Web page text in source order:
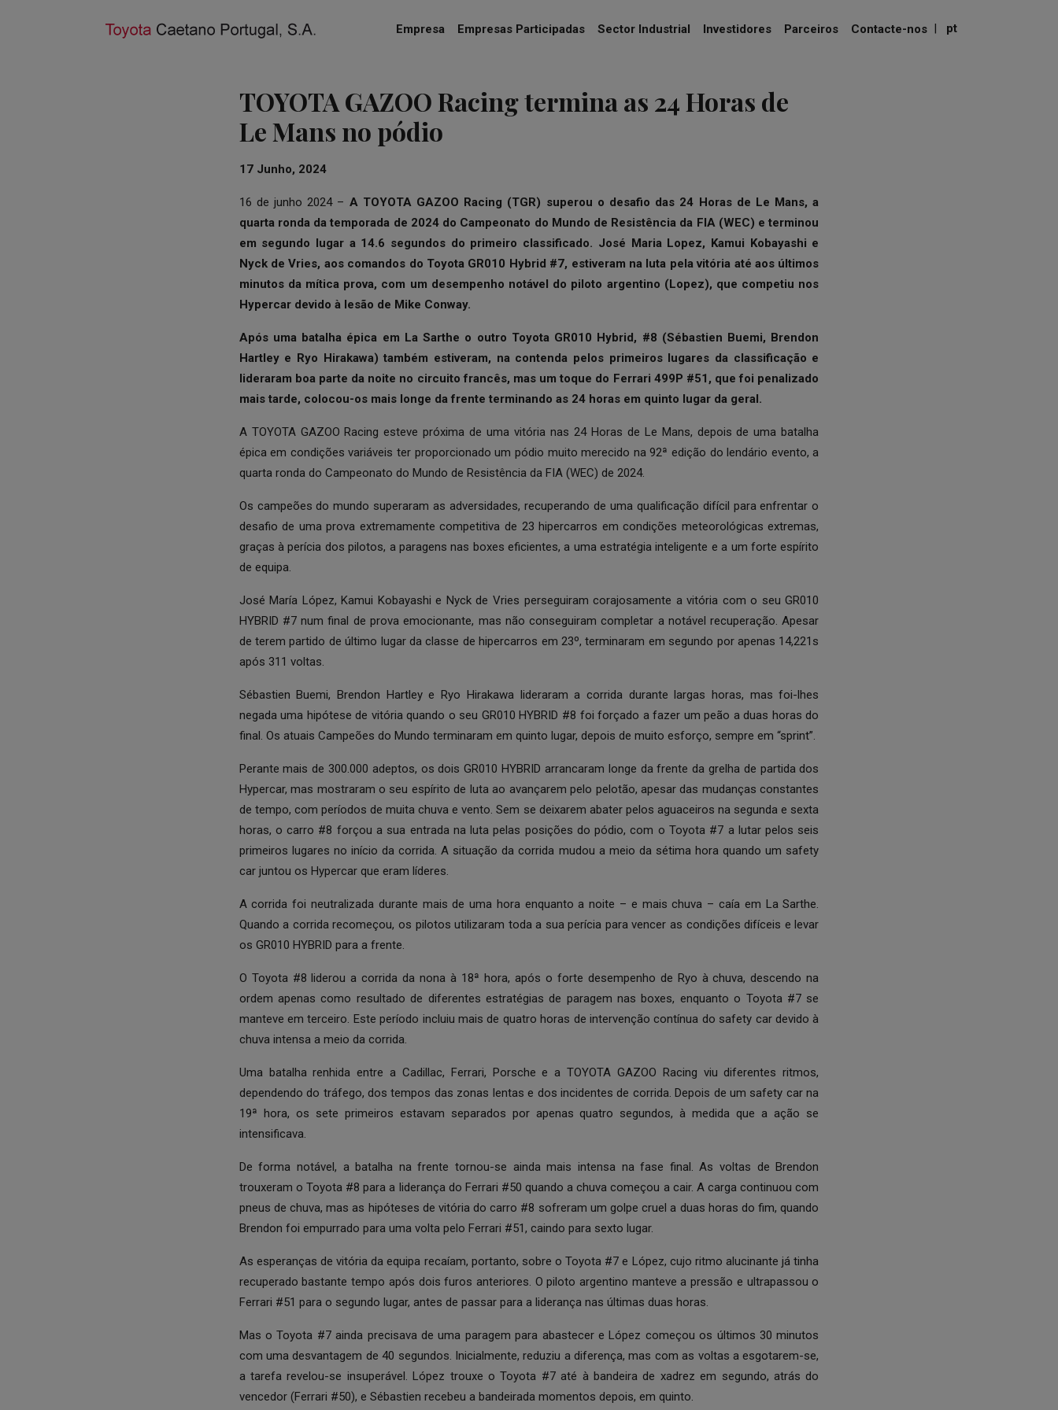
Empresa Empresas Participadas Sector Industrial Investidores Parceiros Contacte-nos | pt
TOYOTA GAZOO Racing termina as 24 Horas de
Le Mans no pódio
17 Junho, 2024
16 de junho 2024 – A TOYOTA GAZOO Racing (TGR) superou o desafio das 24 Horas de Le Mans, a
quarta ronda da temporada de 2024 do Campeonato do Mundo de Resistência da FIA (WEC) e terminou
em segundo lugar a 14.6 segundos do primeiro classificado. José Maria Lopez, Kamui Kobayashi e
Nyck de Vries, aos comandos do Toyota GR010 Hybrid #7, estiveram na luta pela vitória até aos últimos
minutos da mítica prova, com um desempenho notável do piloto argentino (Lopez), que competiu nos
Hypercar devido à lesão de Mike Conway.
Após uma batalha épica em La Sarthe o outro Toyota GR010 Hybrid, #8 (Sébastien Buemi, Brendon
Hartley e Ryo Hirakawa) também estiveram, na contenda pelos primeiros lugares da classificação e
lideraram boa parte da noite no circuito francês, mas um toque do Ferrari 499P #51, que foi penalizado
mais tarde, colocou-os mais longe da frente terminando as 24 horas em quinto lugar da geral.
A TOYOTA GAZOO Racing esteve próxima de uma vitória nas 24 Horas de Le Mans, depois de uma batalha
épica em condições variáveis ter proporcionado um pódio muito merecido na 92ª edição do lendário evento, a
quarta ronda do Campeonato do Mundo de Resistência da FIA (WEC) de 2024.
Os campeões do mundo superaram as adversidades, recuperando de uma qualificação difícil para enfrentar o
desafio de uma prova extremamente competitiva de 23 hipercarros em condições meteorológicas extremas,
graças à perícia dos pilotos, a paragens nas boxes eficientes, a uma estratégia inteligente e a um forte espírito
de equipa.
José María López, Kamui Kobayashi e Nyck de Vries perseguiram corajosamente a vitória com o seu GR010
HYBRID #7 num final de prova emocionante, mas não conseguiram completar a notável recuperação. Apesar
de terem partido de último lugar da classe de hipercarros em 23º, terminaram em segundo por apenas 14,221s
após 311 voltas.
Sébastien Buemi, Brendon Hartley e Ryo Hirakawa lideraram a corrida durante largas horas, mas foi-lhes
negada uma hipótese de vitória quando o seu GR010 HYBRID #8 foi forçado a fazer um peão a duas horas do
final. Os atuais Campeões do Mundo terminaram em quinto lugar, depois de muito esforço, sempre em “sprint”.
Perante mais de 300.000 adeptos, os dois GR010 HYBRID arrancaram longe da frente da grelha de partida dos
Hypercar, mas mostraram o seu espírito de luta ao avançarem pelo pelotão, apesar das mudanças constantes
de tempo, com períodos de muita chuva e vento. Sem se deixarem abater pelos aguaceiros na segunda e sexta
horas, o carro #8 forçou a sua entrada na luta pelas posições do pódio, com o Toyota #7 a lutar pelos seis
primeiros lugares no início da corrida. A situação da corrida mudou a meio da sétima hora quando um safety
car juntou os Hypercar que eram líderes.
A corrida foi neutralizada durante mais de uma hora enquanto a noite – e mais chuva – caía em La Sarthe.
Quando a corrida recomeçou, os pilotos utilizaram toda a sua perícia para vencer as condições difíceis e levar
os GR010 HYBRID para a frente.
O Toyota #8 liderou a corrida da nona à 18ª hora, após o forte desempenho de Ryo à chuva, descendo na
ordem apenas como resultado de diferentes estratégias de paragem nas boxes, enquanto o Toyota #7 se
manteve em terceiro. Este período incluiu mais de quatro horas de intervenção contínua do safety car devido à
chuva intensa a meio da corrida.
Uma batalha renhida entre a Cadillac, Ferrari, Porsche e a TOYOTA GAZOO Racing viu diferentes ritmos,
dependendo do tráfego, dos tempos das zonas lentas e dos incidentes de corrida. Depois de um safety car na
19ª hora, os sete primeiros estavam separados por apenas quatro segundos, à medida que a ação se
intensificava.
De forma notável, a batalha na frente tornou-se ainda mais intensa na fase final. As voltas de Brendon
trouxeram o Toyota #8 para a liderança do Ferrari #50 quando a chuva começou a cair. A carga continuou com
pneus de chuva, mas as hipóteses de vitória do carro #8 sofreram um golpe cruel a duas horas do fim, quando
Brendon foi empurrado para uma volta pelo Ferrari #51, caindo para sexto lugar.
As esperanças de vitória da equipa recaíam, portanto, sobre o Toyota #7 e López, cujo ritmo alucinante já tinha
recuperado bastante tempo após dois furos anteriores. O piloto argentino manteve a pressão e ultrapassou o
Ferrari #51 para o segundo lugar, antes de passar para a liderança nas últimas duas horas.
Mas o Toyota #7 ainda precisava de uma paragem para abastecer e López começou os últimos 30 minutos
com uma desvantagem de 40 segundos. Inicialmente, reduziu a diferença, mas com as voltas a esgotarem-se,
a tarefa revelou-se insuperável. López trouxe o Toyota #7 até à bandeira de xadrez em segundo, atrás do
vencedor (Ferrari #50), e Sébastien recebeu a bandeirada momentos depois, em quinto.